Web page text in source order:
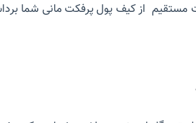
مستقیم از کیف پول پرفکت مانی شما